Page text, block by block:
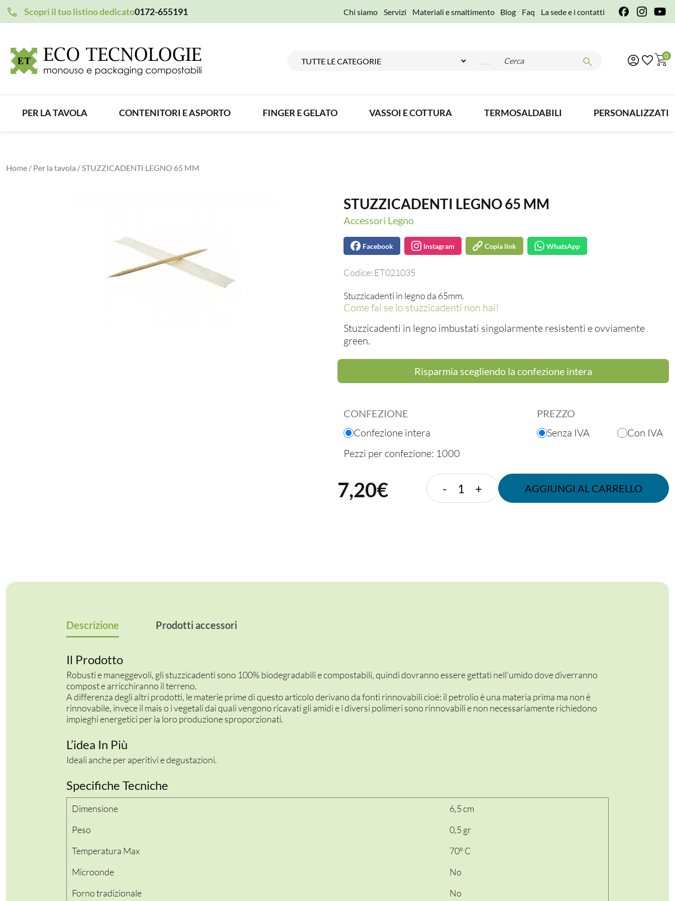
Scopri il tuo listino dedicato0172-655191 Chi siamo Servizi Materiali e smaltimento Blog Faq La sede e i contatti
0
PER LA TAVOLA CONTENITORI E ASPORTO FINGER E GELATO VASSOI E COTTURA TERMOSALDABILI PERSONALIZZATI
Home / Per la tavola / STUZZICADENTI LEGNO 65 MM
STUZZICADENTI LEGNO 65 MM
Accessori Legno
Facebook Instagram Copia link WhatsApp
Codice: ET021035
Stuzzicadenti in legno da 65mm.
Come fai se lo stuzzicadenti non hai!
Stuzzicadenti in legno imbustati singolarmente resistenti e ovviamente
green.
Risparmia scegliendo la confezione intera
CONFEZIONE PREZZO
Confezione intera Senza IVA
Con IVA
Pezzi per confezione: 1000
7,20€ -
STUZZICADENTI
LEGNO
+ AGGIUNGI AL CARRELLO
Descrizione Prodotti accessori
Il Prodotto
Robusti e maneggevoli, gli stuzzicadenti sono 100% biodegradabili e compostabili, quindi dovranno essere gettati nell’umido dove diverranno
compost e arricchiranno il terreno.
A differenza degli altri prodotti, le materie prime di questo articolo derivano da fonti rinnovabili cioè: il petrolio è una materia prima ma non è
rinnovabile, invece il mais o i vegetali dai quali vengono ricavati gli amidi e i diversi polimeri sono rinnovabili e non necessariamente richiedono
impieghi energetici per la loro produzione sproporzionati.
L’idea In Più
Ideali anche per aperitivi e degustazioni.
Specifiche Tecniche
Dimensione
6,5 cm
Peso
0,5 gr
Temperatura Max
70° C
Microonde
No
Forno tradizionale
No